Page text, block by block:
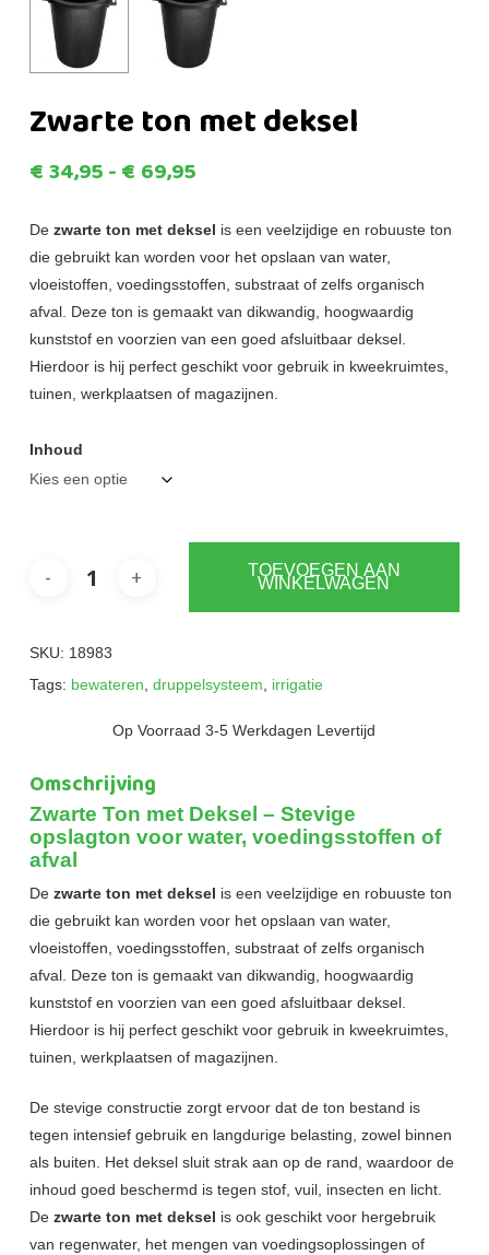
Zwarte ton met deksel
€34,95-€ 69,95Prijsklasse:
tot
€69,95
De zwarte ton met deksel is een veelzijdige en robuuste ton
die gebruikt kan worden voor het opslaan van water,
vloeistoffen, voedingsstoffen, substraat of zelfs organisch
afval. Deze ton is gemaakt van dikwandig, hoogwaardig
kunststof en voorzien van een goed afsluitbaar deksel.
Hierdoor is hij perfect geschikt voor gebruik in kweekruimtes,
tuinen, werkplaatsen of magazijnen.
Inhoud
TOEVOEGEN AAN
WINKELWAGEN
SKU: 18983
Tags: bewateren, druppelsysteem, irrigatie
Op Voorraad 3-5 Werkdagen Levertijd
Omschrijving
Zwarte Ton met Deksel – Stevige
opslagton voor water, voedingsstoffen of
afval
De zwarte ton met deksel is een veelzijdige en robuuste ton
die gebruikt kan worden voor het opslaan van water,
vloeistoffen, voedingsstoffen, substraat of zelfs organisch
afval. Deze ton is gemaakt van dikwandig, hoogwaardig
kunststof en voorzien van een goed afsluitbaar deksel.
Hierdoor is hij perfect geschikt voor gebruik in kweekruimtes,
tuinen, werkplaatsen of magazijnen.
De stevige constructie zorgt ervoor dat de ton bestand is
tegen intensief gebruik en langdurige belasting, zowel binnen
als buiten. Het deksel sluit strak aan op de rand, waardoor de
inhoud goed beschermd is tegen stof, vuil, insecten en licht.
De zwarte ton met deksel is ook geschikt voor hergebruik
van regenwater, het mengen van voedingsoplossingen of